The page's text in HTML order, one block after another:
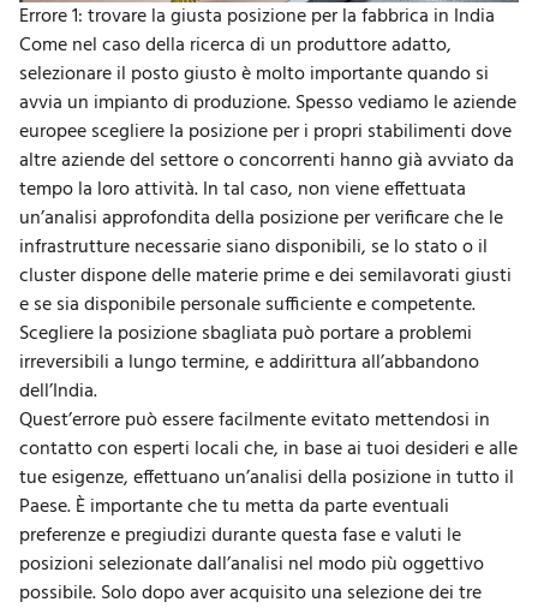
Errore 1: trovare la giusta posizione per la fabbrica in India
Come nel caso della ricerca di un produttore adatto,
selezionare il posto giusto è molto importante quando si
avvia un impianto di produzione. Spesso vediamo le aziende
europee scegliere la posizione per i propri stabilimenti dove
altre aziende del settore o concorrenti hanno già avviato da
tempo la loro attività. In tal caso, non viene effettuata
un’analisi approfondita della posizione per verificare che le
infrastrutture necessarie siano disponibili, se lo stato o il
cluster dispone delle materie prime e dei semilavorati giusti
e se sia disponibile personale sufficiente e competente.
Scegliere la posizione sbagliata può portare a problemi
irreversibili a lungo termine, e addirittura all’abbandono
dell’India.
Quest’errore può essere facilmente evitato mettendosi in
contatto con esperti locali che, in base ai tuoi desideri e alle
tue esigenze, effettuano un’analisi della posizione in tutto il
Paese. È importante che tu metta da parte eventuali
preferenze e pregiudizi durante questa fase e valuti le
posizioni selezionate dall’analisi nel modo più oggettivo
possibile. Solo dopo aver acquisito una selezione dei tre